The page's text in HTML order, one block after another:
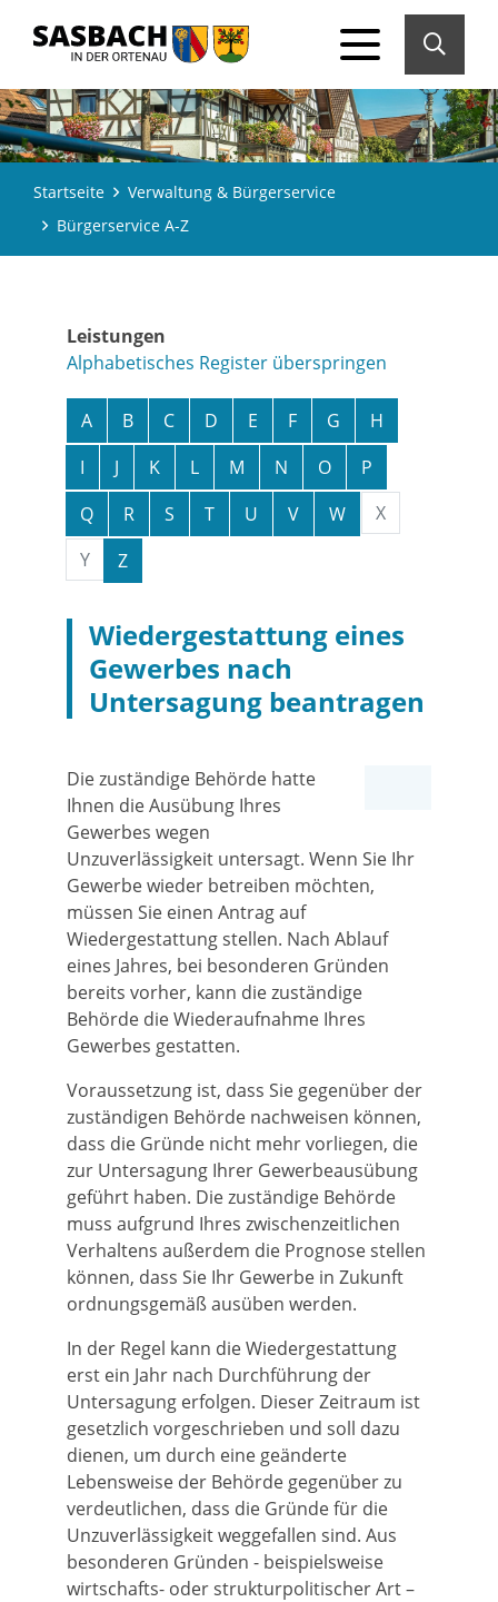
Startseite
Verwaltung & Bürgerservice
Bürgerservice A-Z
Leistungen
Alphabetisches Register überspringen
A B C D E F G
H
I
J K L M N O
P
Q
R S T U V W
X
Y
Z
Wiedergestattung eines
Gewerbes nach
Untersagung beantragen
Die zuständige Behörde hatte
Ihnen die Ausübung Ihres
Gewerbes wegen
Unzuverlässigkeit untersagt. Wenn Sie Ihr
Gewerbe wieder betreiben möchten,
müssen Sie einen Antrag auf
Wiedergestattung stellen. Nach Ablauf
eines Jahres, bei besonderen Gründen
bereits vorher, kann die zuständige
Behörde die Wiederaufnahme Ihres
Gewerbes gestatten.
Voraussetzung ist, dass Sie gegenüber der
zuständigen Behörde nachweisen können,
dass die Gründe nicht mehr vorliegen, die
zur Untersagung Ihrer Gewerbeausübung
geführt haben. Die zuständige Behörde
muss aufgrund Ihres zwischenzeitlichen
Verhaltens außerdem die Prognose stellen
können, dass Sie Ihr Gewerbe in Zukunft
ordnungsgemäß ausüben werden.
In der Regel kann die Wiedergestattung
erst ein Jahr nach Durchführung der
Untersagung erfolgen. Dieser Zeitraum ist
gesetzlich vorgeschrieben und soll dazu
dienen, um durch eine geänderte
Lebensweise der Behörde gegenüber zu
verdeutlichen, dass die Gründe für die
Unzuverlässigkeit weggefallen sind. Aus
besonderen Gründen - beispielsweise
wirtschafts- oder strukturpolitischer Art –